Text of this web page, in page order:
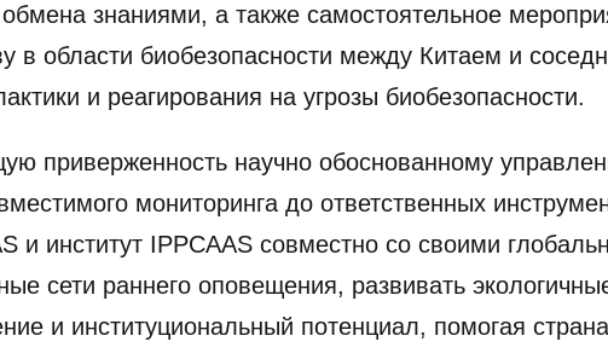
знаниями, а также самостоятельное
в области биобезопасности между Китаем и
и реагирования на угрозы биобезопасности.
приверженность научно обоснованному
мониторинга до ответственных
и институт IPPCAAS совместно со своими
сети раннего оповещения, развивать
и институциональный потенциал, помогая